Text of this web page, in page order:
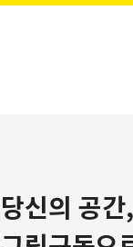
당신의 공간,